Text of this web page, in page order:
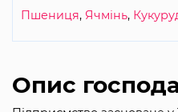
Пшениця, Ячмінь,
Опис